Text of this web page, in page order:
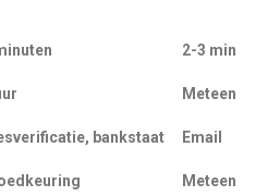
2-3 min
Meteen
bankstaat Email
Meteen